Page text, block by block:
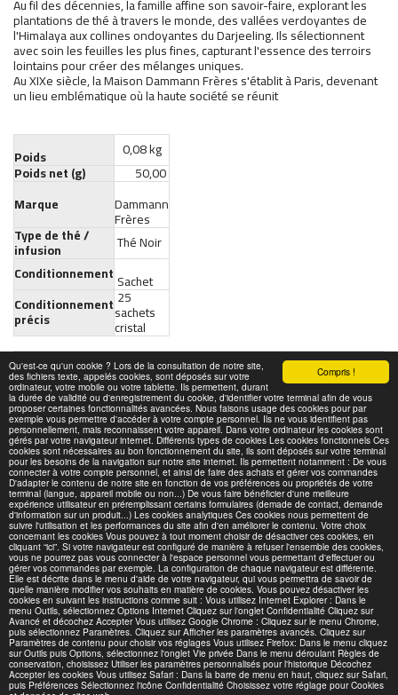
Compris !
Qu'est-ce qu'un cookie ? Lors de la consultation de notre site,
des fichiers texte, appelés cookies, sont déposés sur votre
ordinateur, votre mobile ou votre tablette. Ils permettent, durant
la durée de validité ou d'enregistrement du cookie, d'identifier votre terminal afin de vous
proposer certaines fonctionnalités avancées. Nous faisons usage des cookies pour par
exemple vous permettre d'accéder à votre compte personnel. Ils ne vous identifient pas
personnellement, mais reconnaissent votre appareil. Dans votre ordinateur les cookies sont
gérés par votre navigateur internet. Différents types de cookies Les cookies fonctionnels Ces
cookies sont nécessaires au bon fonctionnement du site, ils sont déposés sur votre terminal
pour les besoins de la navigation sur notre site internet. Ils permettent notamment : De vous
connecter à votre compte personnel, et ainsi de faire des achats et gérer vos commandes
D'adapter le contenu de notre site en fonction de vos préférences ou propriétés de votre
terminal (langue, appareil mobile ou non...) De vous faire bénéficier d'une meilleure
expérience utilisateur en préremplissant certains formulaires (demade de contact, demande
d'information sur un produit...) Les cookies analytiques Ces cookies nous permettent de
suivre l'utilisation et les performances du site afin d'en améliorer le contenu. Votre choix
concernant les cookies Vous pouvez à tout moment choisir de désactiver ces cookies, en
cliquant “ici”. Si votre navigateur est configuré de manière à refuser l'ensemble des cookies,
vous ne pourrez pas vous connecter à l'espace personnel vous permettant d'effectuer ou
gérer vos commandes par exemple. La configuration de chaque navigateur est différente.
Elle est décrite dans le menu d'aide de votre navigateur, qui vous permettra de savoir de
quelle manière modifier vos souhaits en matière de cookies. Vous pouvez désactiver les
cookies en suivant les instructions comme suit : Vous utilisez Internet Explorer : Dans le
menu Outils, sélectionnez Options Internet Cliquez sur l'onglet Confidentialité Cliquez sur
Avancé et décochez Accepter Vous utilisez Google Chrome : Cliquez sur le menu Chrome,
puis sélectionnez Paramètres. Cliquez sur Afficher les paramètres avancés. Cliquez sur
Paramètres de contenu pour choisir vos réglages Vous utilisez Firefox: Dans le menu cliquez
sur Outils puis Options, sélectionnez l'onglet Vie privée Dans le menu déroulant Règles de
conservation, choisissez Utiliser les paramètres personnalisés pour l'historique Décochez
Accepter les cookies Vous utilisez Safari : Dans la barre de menu en haut, cliquez sur Safari,
puis Préférences Sélectionnez l'icône Confidentialité Choisissez votre réglage pour Cookies
Au fil des décennies, la famille affine son savoir-faire, explorant les
plantations de thé à travers le monde, des vallées verdoyantes de
l'Himalaya aux collines ondoyantes du Darjeeling. Ils sélectionnent
avec soin les feuilles les plus fines, capturant l'essence des terroirs
lointains pour créer des mélanges uniques.
Au XIXe siècle, la Maison Dammann Frères s'établit à Paris, devenant
un lieu emblématique où la haute société se réunit
Poids
0,08 kg
Poids net (g)
50,00
Marque
Dammann
Frères
Type de thé /
infusion
Thé Noir
Conditionnement Sachet
Conditionnement
précis
25
sachets
cristal
Club avantages R.S.D
Droits d'auteur © 2026 Tous droits réservés
Conditions générales de vente|Politique de Confidentialité
ACCUEIL QUÉZACO LE CLUB AVANTAGES PLUS
S'ABONNER